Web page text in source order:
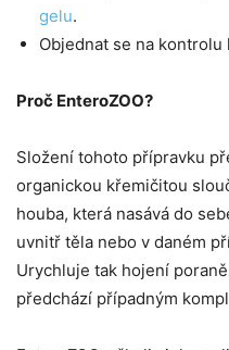
gelu.
Objednat se na kontrolu
Proč EnteroZOO?
Složení tohoto přípravku
organickou křemičitou
houba, která nasává do
uvnitř těla nebo v daném
Urychluje tak hojení
předchází případným